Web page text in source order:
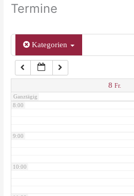
Termine
Kategorien
8 Fr.
Ganztägig
5:00
6:00
7:00
8:00
9:00
10:00